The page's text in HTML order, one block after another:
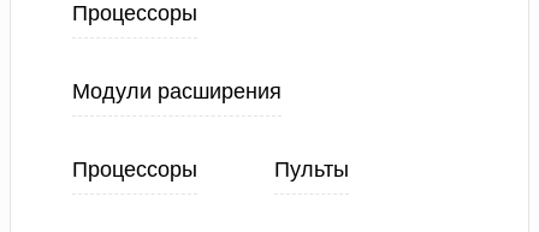
Процессоры
Модули расширения
Процессоры Пульты